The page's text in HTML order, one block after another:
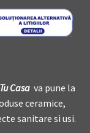
Tu Casa va pune la
ceramice,
sanitare si usi.